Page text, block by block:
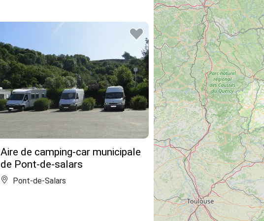
Aire de camping-car municipale
de Pont-de-salars
Pont-de-Salars